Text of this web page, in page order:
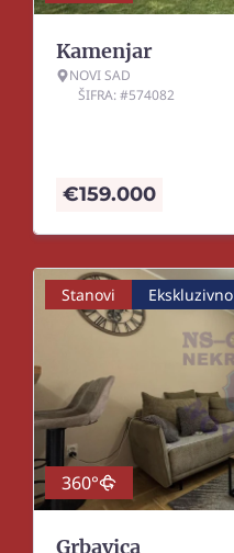
Kamenjar
NOVI SAD
ŠIFRA: #574082
€159.000
Stanovi Ekskluzivno
360°
Grbavica